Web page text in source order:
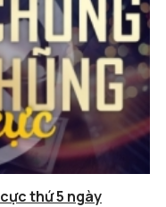
thứ 5 ngày